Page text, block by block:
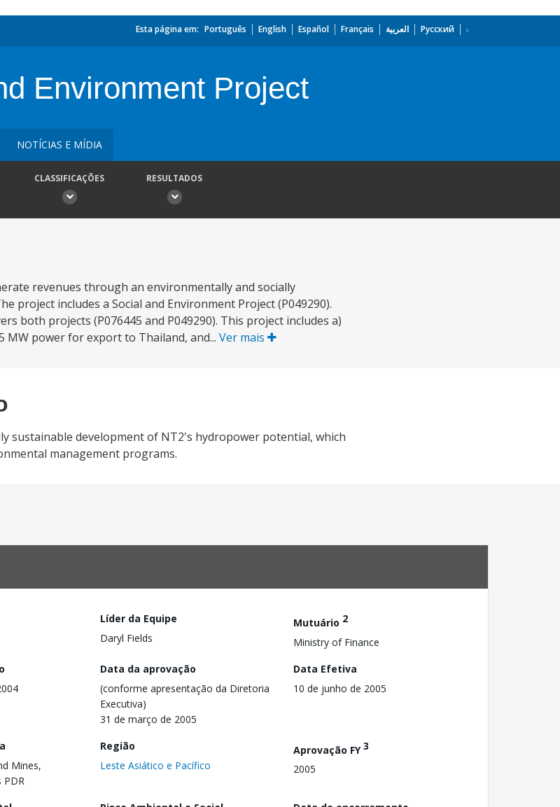
Esta página em: Português English Español Français العربية Русский
Environment Project
NOTÍCIAS E MÍDIA
CLASSIFICAÇÕES RESULTADOS
revenues through an environmentally and socially
includes a Social and Environment Project (P049290).
both projects (P076445 and P049290). This project includes a)
power for export to Thailand, and... Ver mais
sustainable development of NT2's hydropower potential, which
management programs.
Líder da Equipe
Daryl Fields
Mutuário 2
Ministry of Finance
Data da aprovação
(conforme apresentação da Diretoria
Executiva)
31 de março de 2005
Data Efetiva
10 de junho de 2005
Mines,
Região
Leste Asiático e Pacífico
Aprovação FY3
2005